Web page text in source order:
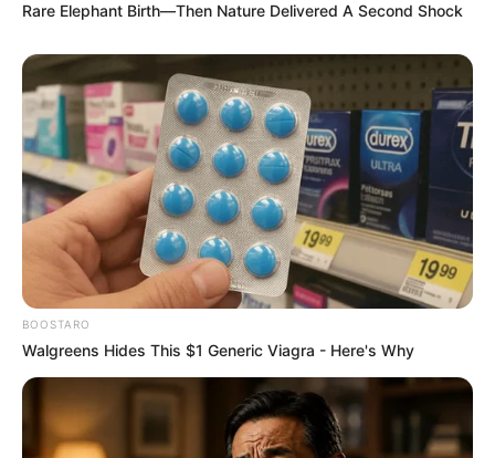
Rare Elephant Birth—Then Nature Delivered A Second Shock
BOOSTARO
Walgreens Hides This $1 Generic Viagra - Here's Why